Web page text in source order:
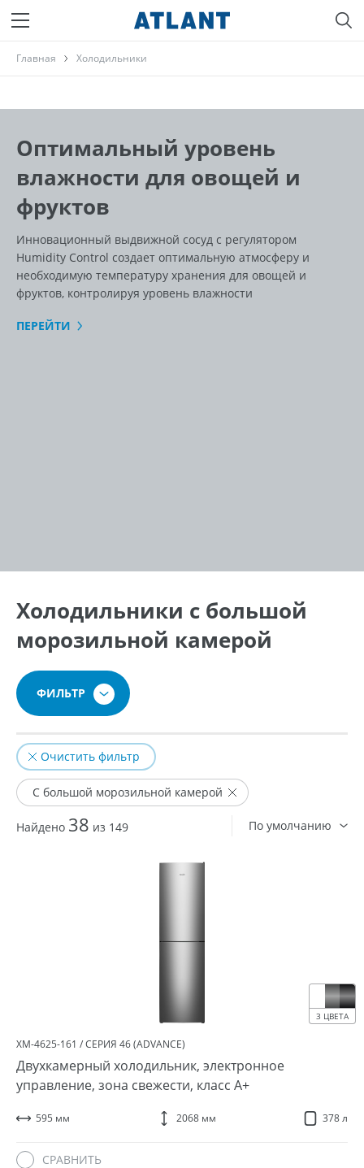
Главная Холодильники
Оптимальный уровень
влажности для овощей и
фруктов
Инновационный выдвижной сосуд с регулятором
Humidity Control создает оптимальную атмосферу и
необходимую температуру хранения для овощей и
фруктов, контролируя уровень влажности
ПЕРЕЙТИ
Холодильники с большой
морозильной камерой
ФИЛЬТР
Найдено 38 из 149
Очистить фильтр
С большой морозильной камерой
По умолчанию
3 ЦВЕТА
ХМ-4625-161 / СЕРИЯ 46 (ADVANCE)
Двухкамерный холодильник, электронное
управление, зона свежести, класс A+
595 мм 2068 мм 378 л
СРАВНИТЬ